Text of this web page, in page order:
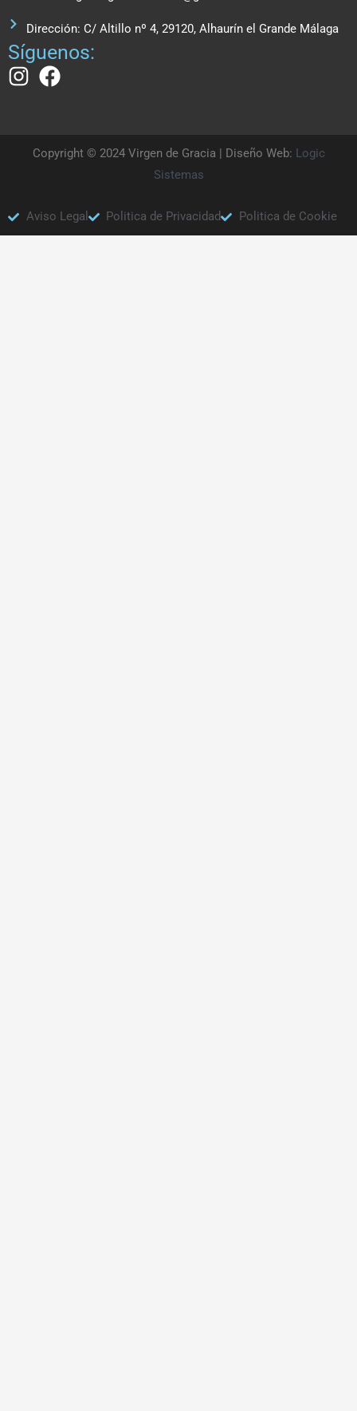
Dirección: C/ Altillo nº 4, 29120, Alhaurín el Grande Málaga
Síguenos:
Copyright © 2024 Virgen de Gracia | Diseño Web: Logic
Sistemas
Aviso Legal Politica de Privacidad Politica de Cookie